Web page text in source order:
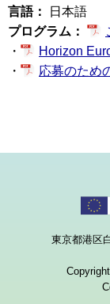
言語：
日本語
プログラム：
・
Horizon
・
応募のため
東京都港区